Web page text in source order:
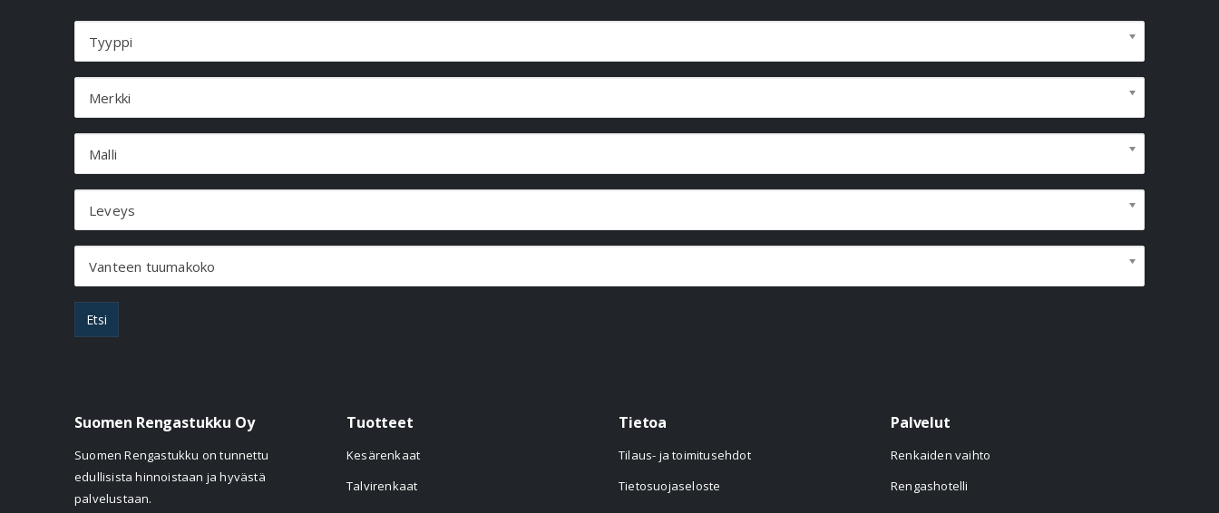
Tyyppi
Merkki
Malli
Leveys
Vanteen tuumakoko
Etsi
Suomen Rengastukku Oy
Suomen Rengastukku on tunnettu
edullisista hinnoistaan ja hyvästä
palvelustaan.
Tuotteet
Kesärenkaat
Talvirenkaat
Tietoa
Tilaus- ja toimitusehdot
Tietosuojaseloste
Palvelut
Renkaiden vaihto
Rengashotelli